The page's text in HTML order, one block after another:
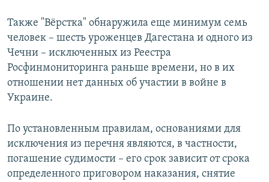
Также "Вёрстка" обнаружила еще минимум семь
человек – шесть уроженцев Дагестана и одного из
Чечни – исключенных из Реестра
Росфинмониторинга раньше времени, но в их
отношении нет данных об участии в войне в
Украине.
По установленным правилам, основаниями для
исключения из перечня являются, в частности,
погашение судимости – его срок зависит от срока
определенного приговором наказания, снятие